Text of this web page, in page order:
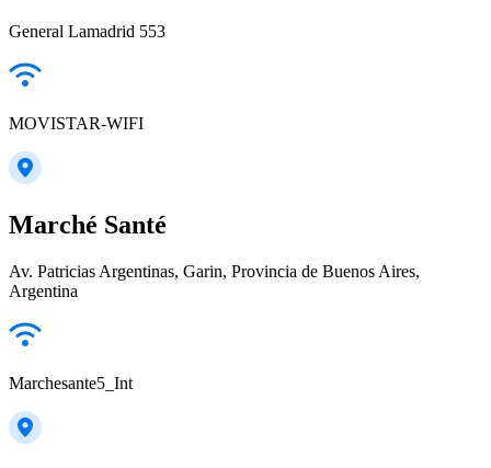
General Lamadrid 553
MOVISTAR-WIFI
Marché Santé
Av. Patricias Argentinas, Garin, Provincia de Buenos Aires,
Argentina
Marchesante5_Int